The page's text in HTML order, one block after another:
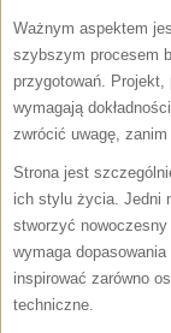
Ważnym aspektem
szybszym procesem
przygotowań.
wymagają
zwrócić uwagę,
Strona jest
ich stylu życia. Jedni
stworzyć
wymaga
inspirować zarówno
techniczne.